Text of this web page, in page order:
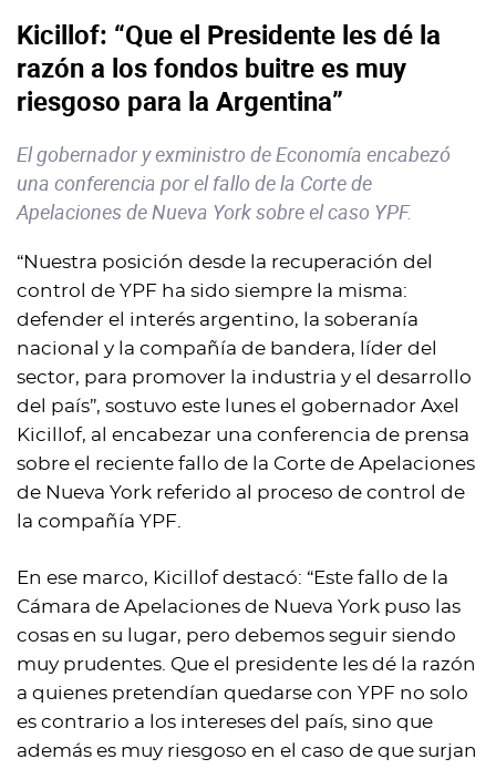
Kicillof: “Que el Presidente les dé la
razón a los fondos buitre es muy
riesgoso para la Argentina”
El gobernador y exministro de Economía encabezó
una conferencia por el fallo de la Corte de
Apelaciones de Nueva York sobre el caso YPF.
“Nuestra posición desde la recuperación del
control de YPF ha sido siempre la misma:
defender el interés argentino, la soberanía
nacional y la compañía de bandera, líder del
sector, para promover la industria y el desarrollo
del país”, sostuvo este lunes el gobernador Axel
Kicillof, al encabezar una conferencia de prensa
sobre el reciente fallo de la Corte de Apelaciones
de Nueva York referido al proceso de control de
la compañía YPF.
En ese marco, Kicillof destacó: “Este fallo de la
Cámara de Apelaciones de Nueva York puso las
cosas en su lugar, pero debemos seguir siendo
muy prudentes. Que el presidente les dé la razón
a quienes pretendían quedarse con YPF no solo
es contrario a los intereses del país, sino que
además es muy riesgoso en el caso de que surjan